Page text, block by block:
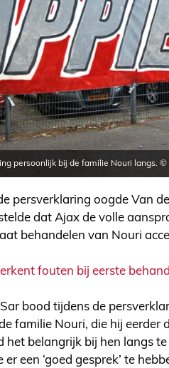
persoonlijk bij de familie Nouri langs.
persverklaring oogde Van
dat Ajax de volle
behandelen van Nouri
fouten bij eerste
bood tijdens de
familie Nouri, die hij eerder
het belangrijk bij hen langs
er een ‘goed gesprek’ te